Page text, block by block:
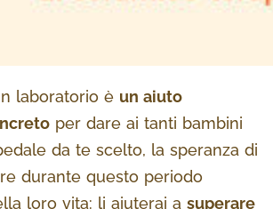
laboratorio è un aiuto
per dare ai tanti bambini
da te scelto, la speranza di
durante questo periodo
loro vita: li aiuterai a superare